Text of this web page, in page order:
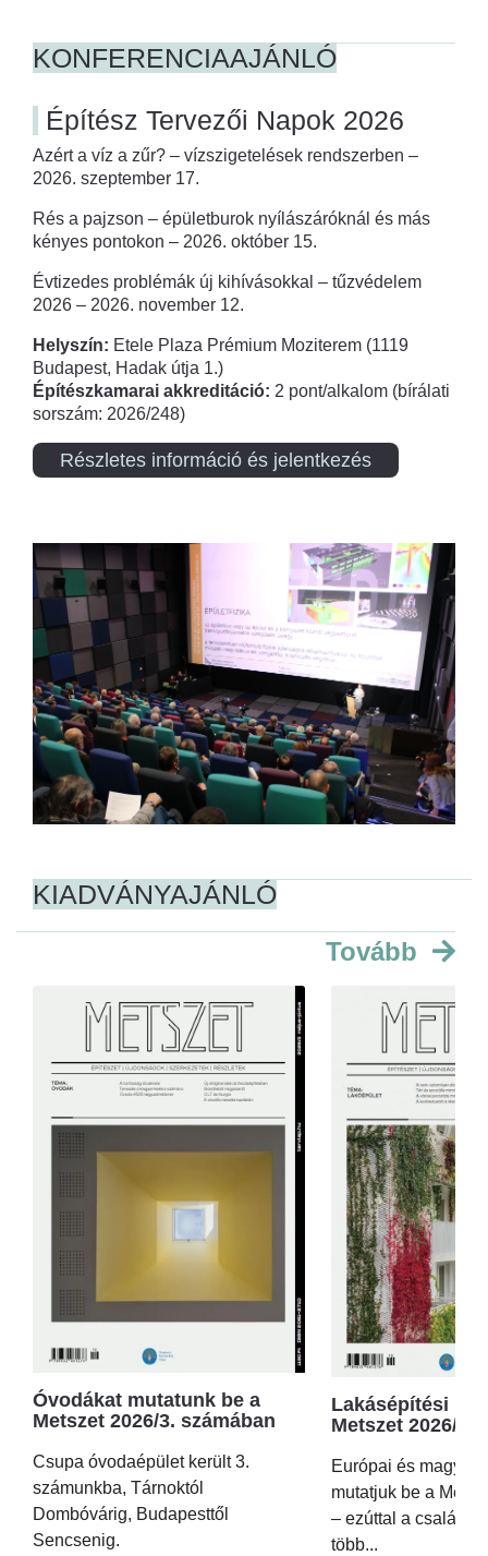
KONFERENCIAAJÁNLÓ
Építész Tervezői Napok 2026
Azért a víz a zűr? – vízszigetelések rendszerben –
2026. szeptember 17.
Rés a pajzson – épületburok nyílászáróknál és más
kényes pontokon – 2026. október 15.
Évtizedes problémák új kihívásokkal – tűzvédelem
2026 – 2026. november 12.
Helyszín: Etele Plaza Prémium Moziterem (1119
Budapest, Hadak útja 1.)
Építészkamarai akkreditáció: 2 pont/alkalom (bírálati
sorszám: 2026/248)
Részletes információ és jelentkezés
KIADVÁNYAJÁNLÓ
Tovább
Óvodákat mutatunk be a
Metszet 2026/3. számában
Csupa óvodaépület került 3.
számunkba, Tárnoktól
Dombóvárig, Budapesttől
Sencsenig.
Lakásépítési
Metszet 2026/2.
Európai és magyar
mutatjuk be a
– ezúttal a családi
több...